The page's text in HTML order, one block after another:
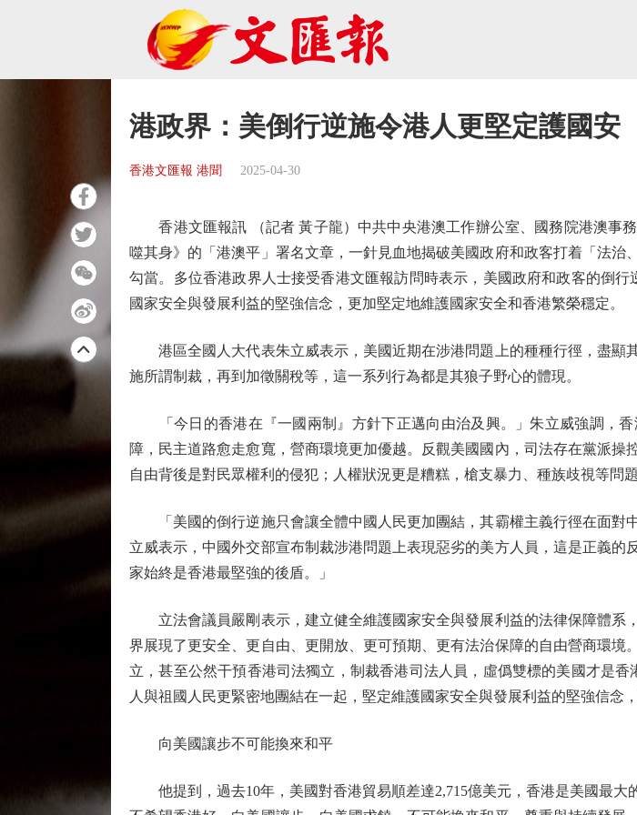
港政界：美倒行逆施令港人更堅定護國安
香港文匯報 港聞 2025-04-30
香港文匯報訊 （記者 黃子龍）中共中央港澳工作辦公室、國務院港澳事
噬其身》的「港澳平」署名文章，一針見血地揭破美國政府和政客打着「法
勾當。多位香港政界人士接受香港文匯報訪問時表示，美國政府和政客的倒
國家安全與發展利益的堅強信念，更加堅定地維護國家安全和香港繁榮穩定。
港區全國人大代表朱立威表示，美國近期在涉港問題上的種種行徑，盡顯
施所謂制裁，再到加徵關稅等，這一系列行為都是其狼子野心的體現。
「今日的香港在『一國兩制』方針下正邁向由治及興。」朱立威強調，香
障，民主道路愈走愈寬，營商環境更加優越。反觀美國國內，司法存在黨派
自由背後是對民眾權利的侵犯；人權狀況更是糟糕，槍支暴力、種族歧視等問題
「美國的倒行逆施只會讓全體中國人民更加團結，其霸權主義行徑在面對
立威表示，中國外交部宣布制裁涉港問題上表現惡劣的美方人員，這是正義
家始終是香港最堅強的後盾。」
立法會議員嚴剛表示，建立健全維護國家安全與發展利益的法律保障體系
界展現了更安全、更自由、更開放、更可預期、更有法治保障的自由營商環
立，甚至公然干預香港司法獨立，制裁香港司法人員，虛僞雙標的美國才是
人與祖國人民更緊密地團結在一起，堅定維護國家安全與發展利益的堅強信念
向美國讓步不可能換來和平
他提到，過去10年，美國對香港貿易順差達2,715億美元，香港是美國最大